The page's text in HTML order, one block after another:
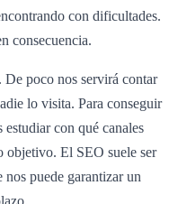
con dificultades.
consecuencia.
. De poco nos servirá contar
lo visita. Para conseguir
con qué canales
objetivo. El SEO suele ser
puede garantizar un